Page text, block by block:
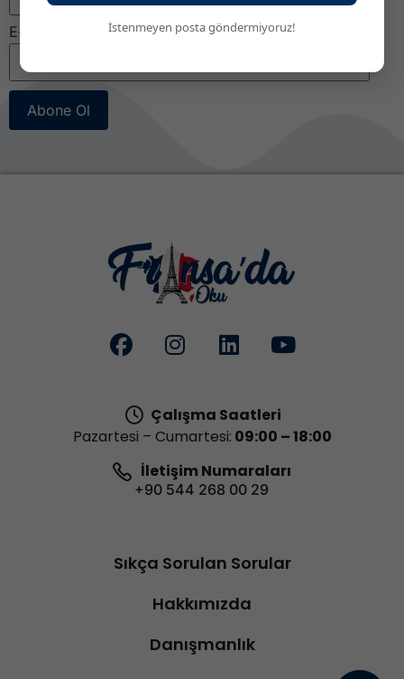
E-posta
Abone Ol
Çalışma Saatleri
Pazartesi – Cumartesi: 09:00 – 18:00
İletişim Numaraları
+90 544 268 00 29
Sıkça Sorulan Sorular
Hakkımızda
Danışmanlık
İstenmeyen posta göndermiyoruz!